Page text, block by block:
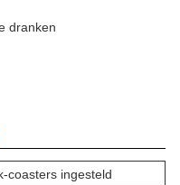
dranken
coasters ingesteld